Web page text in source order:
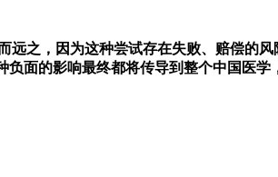
之，因为这种尝试存在失败、赔偿的
面的影响最终都将传导到整个中国医学